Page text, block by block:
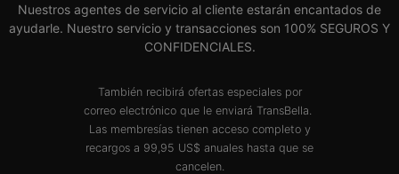
Nuestros agentes de servicio al cliente estarán encantados de
ayudarle. Nuestro servicio y transacciones son 100% SEGUROS Y
CONFIDENCIALES.
También recibirá ofertas especiales por
correo electrónico que le enviará TransBella.
Las membresías tienen acceso completo y
recargos a 99,95 US$ anuales hasta que se
cancelen.